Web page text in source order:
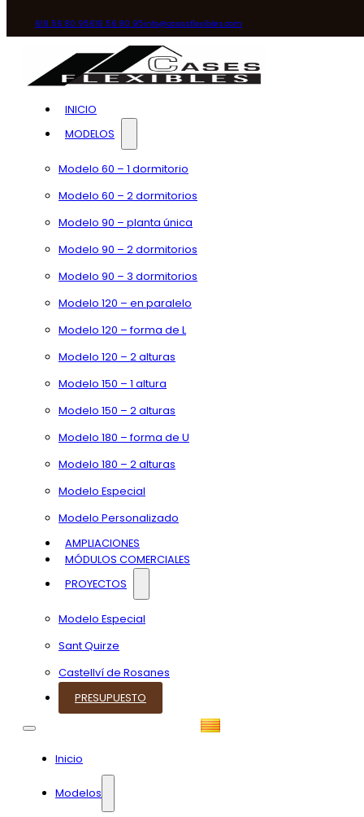
619 56 80 95619 56 80 95info@casasflexibles.com
INICIO
MODELOS
Modelo 60 – 1 dormitorio
Modelo 60 – 2 dormitorios
Modelo 90 – planta única
Modelo 90 – 2 dormitorios
Modelo 90 – 3 dormitorios
Modelo 120 – en paralelo
Modelo 120 – forma de L
Modelo 120 – 2 alturas
Modelo 150 – 1 altura
Modelo 150 – 2 alturas
Modelo 180 – forma de U
Modelo 180 – 2 alturas
Modelo Especial
Modelo Personalizado
AMPLIACIONES
MÓDULOS COMERCIALES
PROYECTOS
Modelo Especial
Sant Quirze
Castellví de Rosanes
PRESUPUESTO
Inicio
Modelos